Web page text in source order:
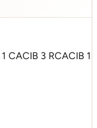
1 CACIB 3 RCACIB 1